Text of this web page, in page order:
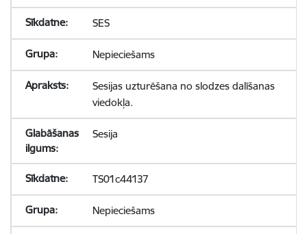
SES
Nepieciešams
Sesijas uzturēšana no slodzes dalīšanas
viedokļa.
Sesija
TS01c44137
Nepieciešams